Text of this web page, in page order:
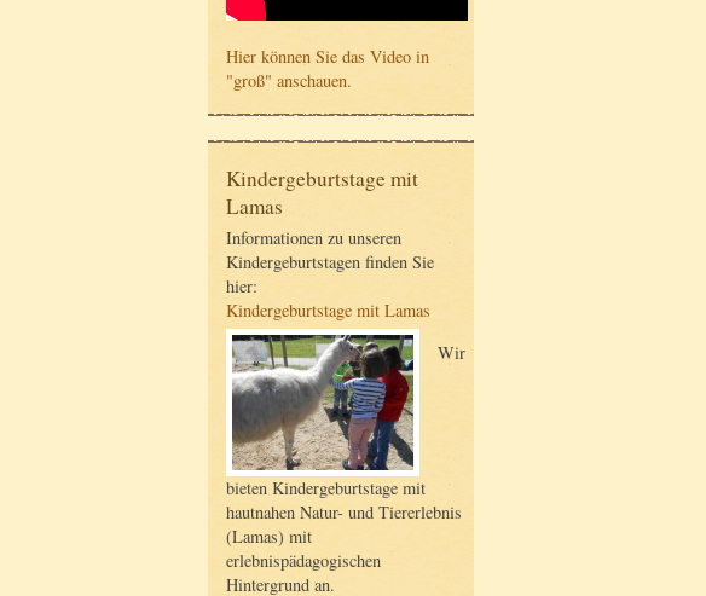
Hier können Sie das Video in
"groß" anschauen.
Kindergeburtstage mit
Lamas
Informationen zu unseren
Kindergeburtstagen finden Sie
hier:
Kindergeburtstage mit Lamas
Wir
bieten Kindergeburtstage mit
hautnahen Natur- und Tiererlebnis
(Lamas) mit
erlebnispädagogischen
Hintergrund an.